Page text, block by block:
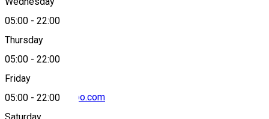
05:00 - 22:00
Thursday
05:00 - 22:00
Friday
05:00 - 22:00
caffe.news@yahoo.com